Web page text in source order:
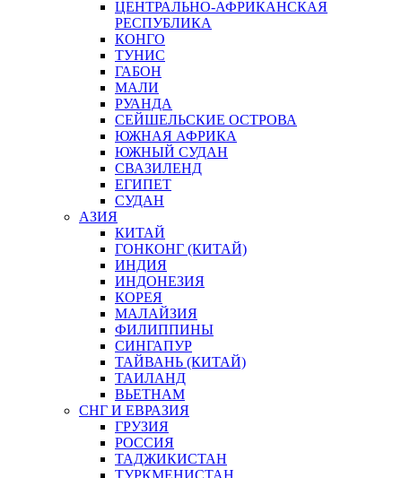
ЦЕНТРАЛЬНО-АФРИКАНСКАЯ
РЕСПУБЛИКА
КОНГО
ТУНИС
ГАБОН
МАЛИ
РУАНДА
СЕЙШЕЛЬСКИЕ ОСТРОВА
ЮЖНАЯ АФРИКА
ЮЖНЫЙ СУДАН
СВАЗИЛЕНД
ЕГИПЕТ
СУДАН
АЗИЯ
КИТАЙ
ГОНКОНГ (КИТАЙ)
ИНДИЯ
ИНДОНЕЗИЯ
КОРЕЯ
МАЛАЙЗИЯ
ФИЛИППИНЫ
СИНГАПУР
ТАЙВАНЬ (КИТАЙ)
ТАИЛАНД
ВЬЕТНАМ
СНГ И ЕВРАЗИЯ
ГРУЗИЯ
РОССИЯ
ТАДЖИКИСТАН